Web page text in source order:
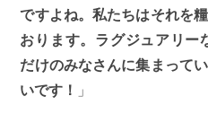
ですよね。私たちはそれを
おります。ラグジュアリー
だけのみなさんに集まって
いです！ 」